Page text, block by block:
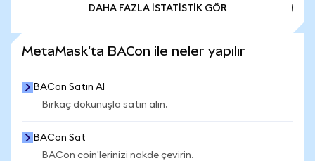
DAHA FAZLA İSTATİSTİK GÖR
MetaMask'ta BACon ile neler yapılır
BACon Satın Al
Birkaç dokunuşla satın alın.
BACon Sat
BACon coin'lerinizi nakde çevirin.